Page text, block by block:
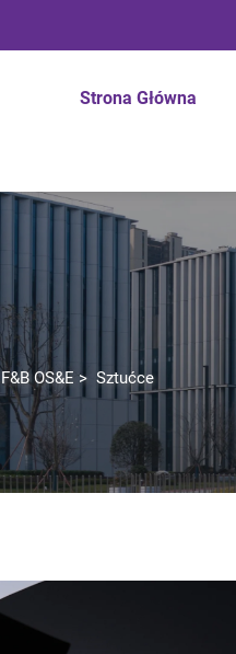
Strona Główna
F&B OS&E > Sztućce